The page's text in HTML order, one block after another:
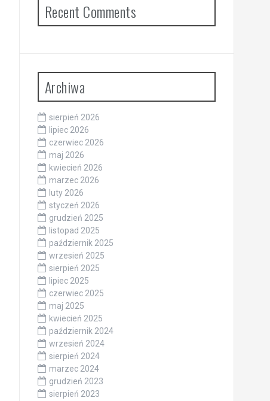
Recent Comments
Archiwa
sierpień 2026
lipiec 2026
czerwiec 2026
maj 2026
kwiecień 2026
marzec 2026
luty 2026
styczeń 2026
grudzień 2025
listopad 2025
październik 2025
wrzesień 2025
sierpień 2025
lipiec 2025
czerwiec 2025
maj 2025
kwiecień 2025
październik 2024
wrzesień 2024
sierpień 2024
marzec 2024
grudzień 2023
sierpień 2023